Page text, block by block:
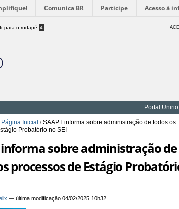
Comunica BR Participe Acesso à
Ir para o rodapé 4
Portal Unirio
Página Inicial /SAAPT informa sobre administração de todos os
Probatório no SEI
informa sobre administração de
processos de Estágio
—última modificação 04/02/2025 10h32